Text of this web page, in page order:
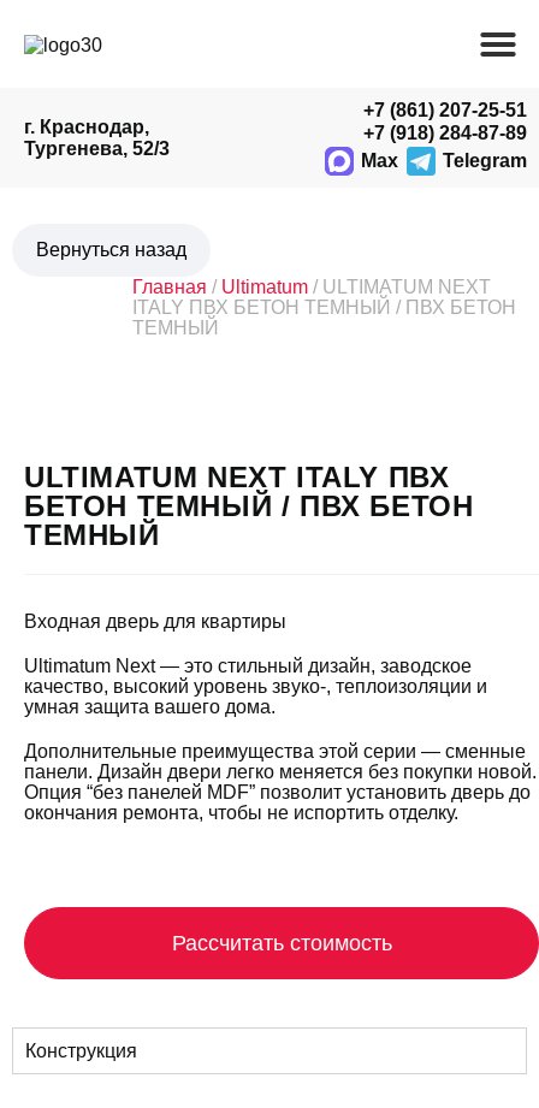
г. Краснодар,
Тургенева, 52/3
+7 (861) 207-25-51
+7 (918) 284-87-89
Max
Telegram
Главная / Ultimatum / ULTIMATUM NEXT
ITALY ПВХ БЕТОН ТЕМНЫЙ / ПВХ БЕТОН
ТЕМНЫЙ
ULTIMATUM NEXT ITALY ПВХ
БЕТОН ТЕМНЫЙ / ПВХ БЕТОН
ТЕМНЫЙ
Входная дверь для квартиры
Ultimatum Next — это стильный дизайн, заводское
качество, высокий уровень звуко-, теплоизоляции и
умная защита вашего дома.
Дополнительные преимущества этой серии — сменные
панели. Дизайн двери легко меняется без покупки новой.
Опция “без панелей MDF” позволит установить дверь до
окончания ремонта, чтобы не испортить отделку.
Рассчитать стоимость
Конструкция